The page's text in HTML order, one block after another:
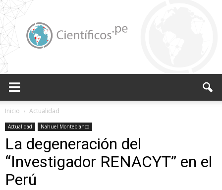
Cientificos
Inicio Actualidad
Actualidad Nahuel Monteblanco
La degeneración del
“Investigador RENACYT” en el
Perú